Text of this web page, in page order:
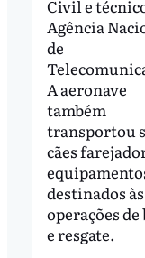
Civil e
Agência
de
A aeronave
também
transportou
cães
destinados às
operações de
e resgate.